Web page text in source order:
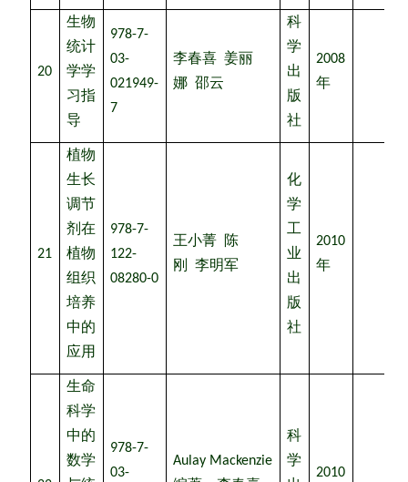
20
生物
统计
学学
习指
导
978-7-
03-
021949-
7
李春喜 姜丽
娜 邵云
科
学
出
版
社
2008
年
21
植物
生长
调节
剂在
植物
组织
培养
中的
应用
978-7-
122-
08280-0
王小菁
陈
刚
李明军
化
学
工
业
出
版
社
2010
年
生命
科学
中的
数学
978-7-
03-
Aulay Mackenzie
科
学
2010